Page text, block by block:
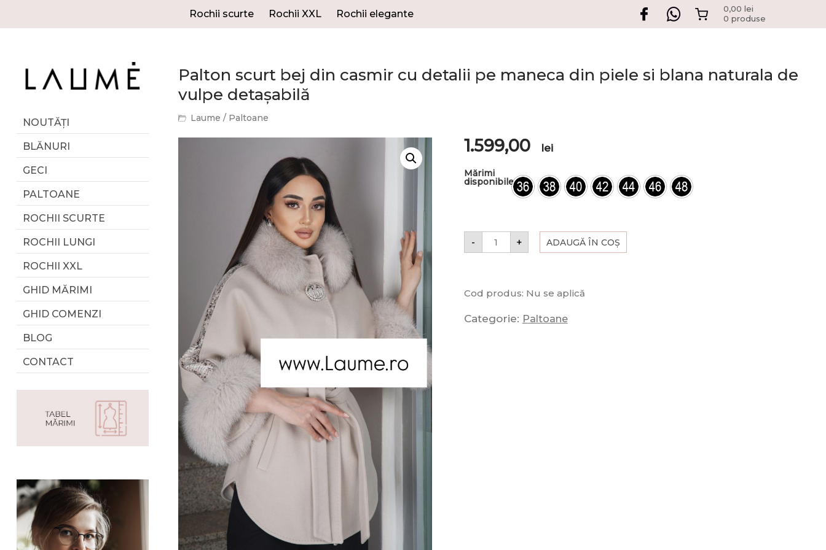
0,00 lei
0 produse
Rochii scurte Rochii XXL Rochii elegante
NOUTĂȚI
BLĂNURI
GECI
PALTOANE
ROCHII SCURTE
ROCHII LUNGI
ROCHII XXL
GHID MĂRIMI
GHID COMENZI
BLOG
CONTACT
Palton scurt bej din casmir cu detalii pe maneca din piele si blana naturala de
vulpe detașabilă
Laume / Paltoane
1.599,00 lei
Mărimi
disponibile
- + ADAUGĂ ÎN COȘ
Cod produs: Nu se aplică
Categorie: Paltoane